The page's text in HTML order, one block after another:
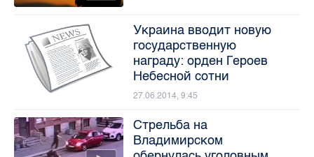
Украина вводит новую
государственную
награду: орден Героев
Небесной сотни
27.06.2014, 9:45
Стрельба на
Владимирском